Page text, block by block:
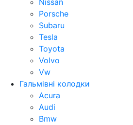
Nissan
Porsche
Subaru
Tesla
Toyota
Volvo
Vw
Гальмівні колодки
Acura
Audi
Bmw